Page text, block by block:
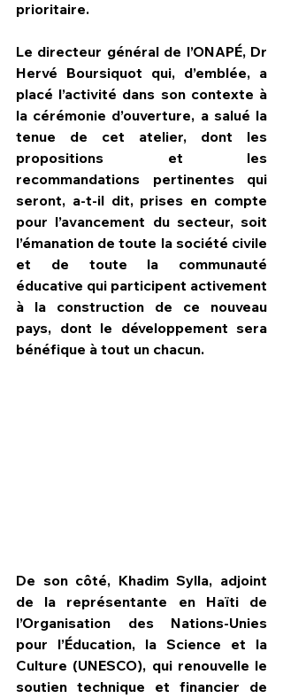
prioritaire.
Le directeur général de l’ONAPÉ, Dr
Hervé Boursiquot qui, d’emblée, a
placé l’activité dans son contexte à
la cérémonie d’ouverture, a salué la
tenue de cet atelier, dont les
propositions et les
recommandations pertinentes qui
seront, a-t-il dit, prises en compte
pour l’avancement du secteur, soit
l’émanation de toute la société civile
et de toute la communauté
éducative qui participent activement
à la construction de ce nouveau
pays, dont le développement sera
bénéfique à tout un chacun.
De son côté, Khadim Sylla, adjoint
de la représentante en Haïti de
l’Organisation des Nations-Unies
pour l’Éducation, la Science et la
Culture (UNESCO), qui renouvelle le
soutien technique et financier de